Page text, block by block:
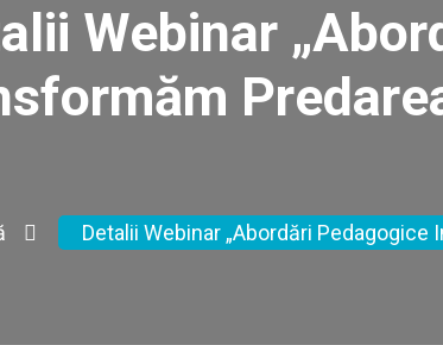
Webinar
Detalii Webinar „Abordări